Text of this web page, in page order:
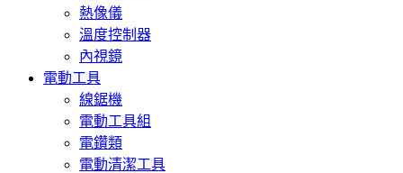
熱像儀
溫度控制器
內視鏡
電動工具
線鋸機
電動工具組
電鑽類
電動清潔工具